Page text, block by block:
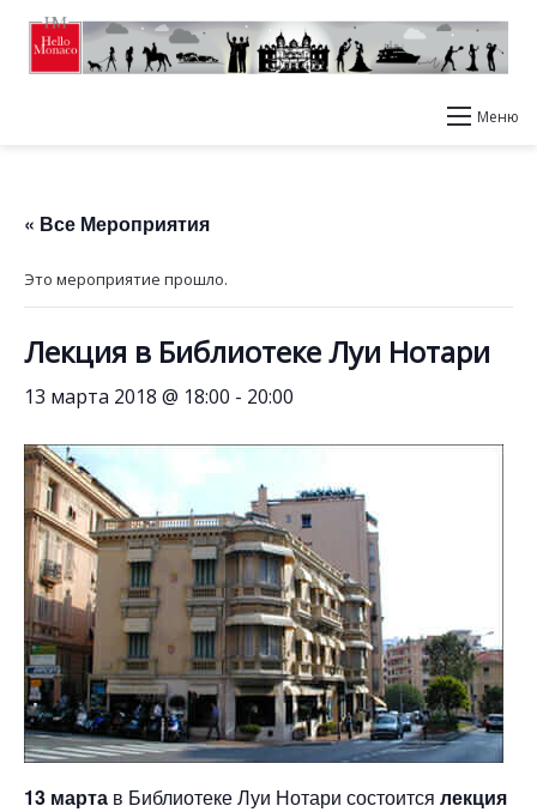
Меню
« Все Мероприятия
Это мероприятие прошло.
Лекция в Библиотеке Луи Нотари
13 марта 2018 @ 18:00 - 20:00
13 марта в Библиотеке Луи Нотари состоится лекция